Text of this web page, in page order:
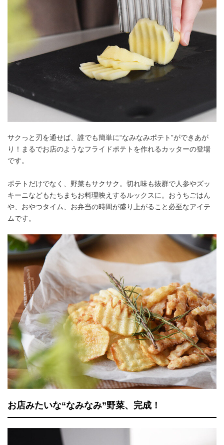
サクっと刃を通せば、誰でも簡単に“なみなみポテト”ができあが
り！まるでお店のようなフライドポテトを作れるカッターの登場
です。
ポテトだけでなく、野菜もサクサク。切れ味も抜群で人参やズッ
キーニなどもたちまちお料理映えするルックスに。おうちごはん
や、おやつタイム、お弁当の時間が盛り上がること必至なアイテ
ムです。
お店みたいな“なみなみ”野菜、完成！